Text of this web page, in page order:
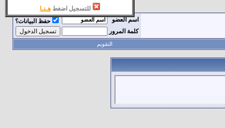
للتسجيل اضغط هـنـا
اسم العضو
حفظ البيانات؟
كلمة المرور
التقويم